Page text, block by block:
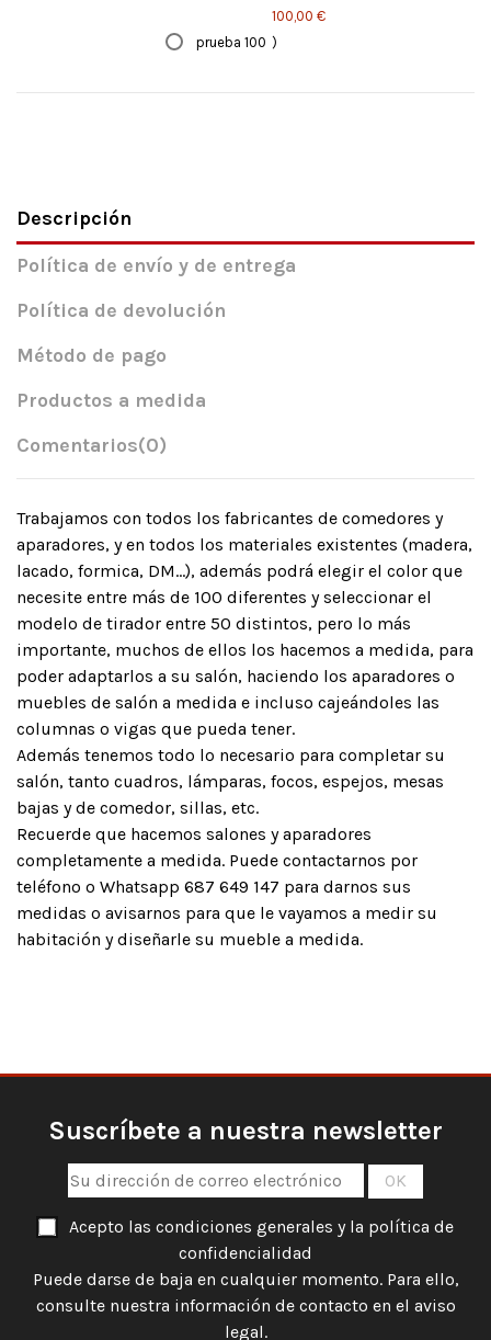
prueba 100
100,00 €
)
Descripción
Política de envío y de entrega
Política de devolución
Método de pago
Productos a medida
Comentarios(0)
Trabajamos con todos los fabricantes de comedores y
aparadores, y en todos los materiales existentes (madera,
lacado, formica, DM…), además podrá elegir el color que
necesite entre más de 100 diferentes y seleccionar el
modelo de tirador entre 50 distintos, pero lo más
importante, muchos de ellos los hacemos a medida, para
poder adaptarlos a su salón, haciendo los aparadores o
muebles de salón a medida e incluso cajeándoles las
columnas o vigas que pueda tener.
Además tenemos todo lo necesario para completar su
salón, tanto cuadros, lámparas, focos, espejos, mesas
bajas y de comedor, sillas, etc.
Recuerde que hacemos salones y aparadores
completamente a medida. Puede contactarnos por
teléfono o Whatsapp 687 649 147 para darnos sus
medidas o avisarnos para que le vayamos a medir su
habitación y diseñarle su mueble a medida.
Suscríbete a nuestra newsletter
Acepto las condiciones generales y la política de
confidencialidad
Puede darse de baja en cualquier momento. Para ello,
consulte nuestra información de contacto en el aviso
legal.